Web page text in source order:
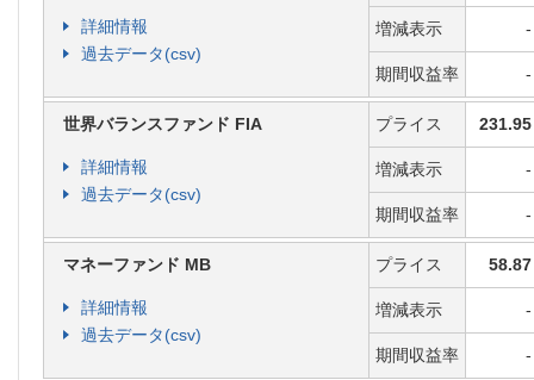
未満の場合、解約の年の契約管理手
時に控除されます。
● 年金管理費：年金支払の管理にかか
中、年金額に対して所定の割合で責
除されます。
解約手数料：契約日および増額日か
解約・一部解約（契約または増額時
相当額までを除く）した場合にかか
数に応じて、解約控除対象額*の7％
詳細情報
過去データ(csv)
増減表示 -
期間収益率 -
世界バランスファンド FIA
詳細情報
過去データ(csv)
プライス 231.95
増減表示 -
期間収益率 -
マネーファンド MB
詳細情報
過去データ(csv)
プライス 58.87
増減表示 -
期間収益率 -